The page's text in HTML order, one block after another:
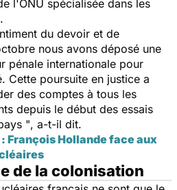
l'ONU spécialisée dans les
du devoir et de
nous avons déposé une
pénale internationale pour
Cette poursuite en justice a
des comptes à tous les
depuis le début des essais
", a-t-il dit.
François Hollande face aux
de la colonisation